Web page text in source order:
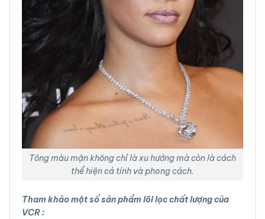
Tông màu mận không chỉ là xu hướng mà còn là cách
thể hiện cá tính và phong cách.
Tham khảo một số sản phẩm lõi lọc chất lượng của
VCR :